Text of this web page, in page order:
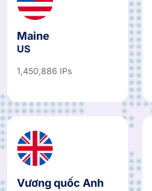
Maine
US
1,450,886 IPs
Vương quốc Anh